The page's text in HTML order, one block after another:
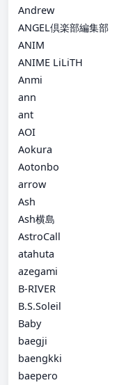
Andrew
ANGEL倶楽部編集部
ANIM
ANIME LiLiTH
Anmi
ann
ant
AOI
Aokura
Aotonbo
arrow
Ash
Ash横島
AstroCall
atahuta
azegami
B-RIVER
B.S.Soleil
Baby
baegji
baengkki
baepero